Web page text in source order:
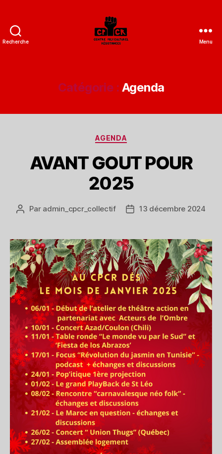
Recherche
polyculturel
résistances
Menu
Catégorie : Agenda
Catégories
AGENDA
AVANT GOUT POUR
2025
Auteur
Par admin_cpcr_collectif
Date13 décembre 2024